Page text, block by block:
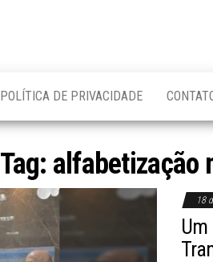
POLÍTICA DE PRIVACIDADE
Tag: alfabetização
18